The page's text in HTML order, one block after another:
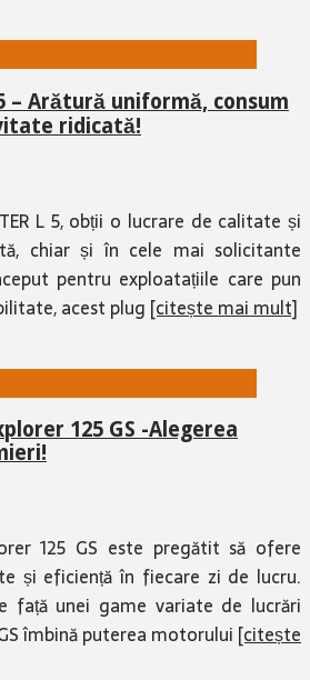
– Arătură uniformă, consum
ridicată!
L 5, obții o lucrare de calitate și
chiar și în cele mai solicitante
pentru exploatațiile care pun
acest plug [citește mai mult]
125 GS -Alegerea
125 GS este pregătit să ofere
și eficiență în fiecare zi de lucru.
față unei game variate de lucrări
îmbină puterea motorului [citește